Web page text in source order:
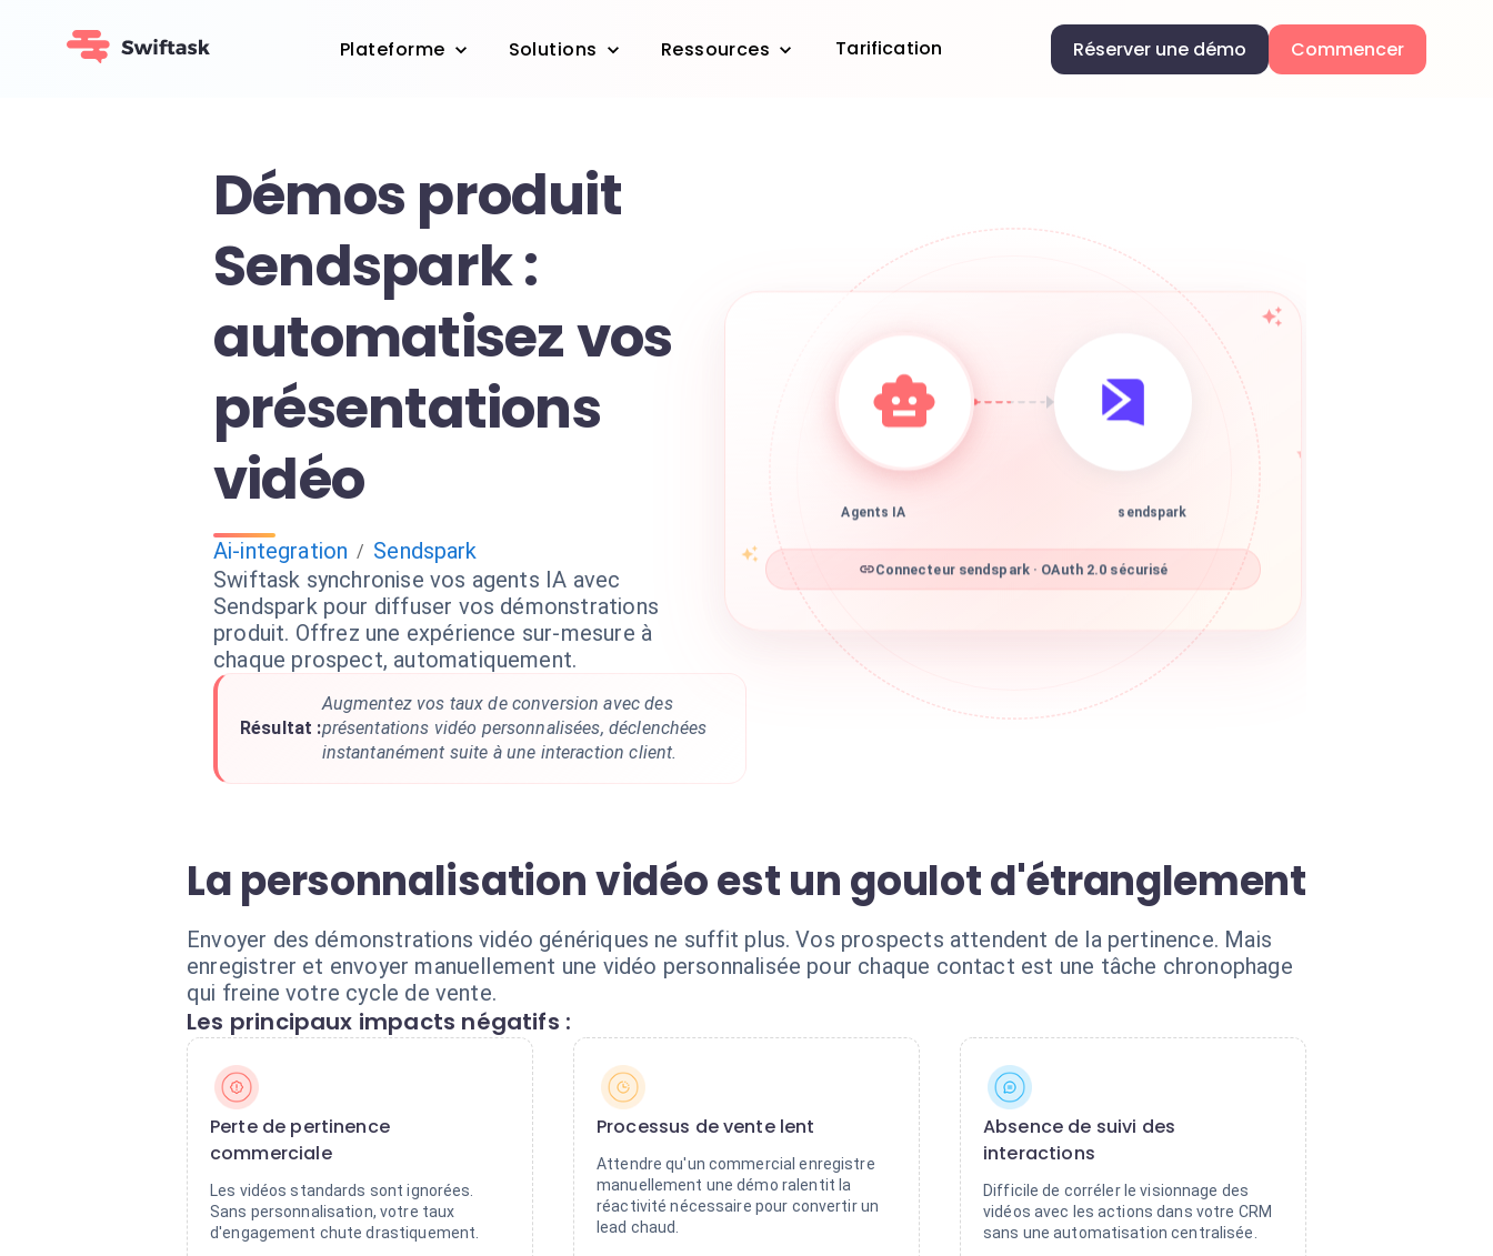
Plateforme Solutions Ressources Tarification Réserver une démo Commencer
Démos produit
Sendspark :
automatisez vos
présentations
vidéo
Ai-integration / Sendspark
Swiftask synchronise vos agents IA avec
Sendspark pour diffuser vos démonstrations
produit. Offrez une expérience sur-mesure à
chaque prospect, automatiquement.
Résultat :
Augmentez vos taux de conversion avec des
présentations vidéo personnalisées, déclenchées
instantanément suite à une interaction client.
Agents IA sendspark
Connecteur sendspark · OAuth 2.0 sécurisé
La personnalisation vidéo est un goulot d'étranglement
Envoyer des démonstrations vidéo génériques ne suffit plus. Vos prospects attendent de la pertinence. Mais
enregistrer et envoyer manuellement une vidéo personnalisée pour chaque contact est une tâche chronophage
qui freine votre cycle de vente.
Les principaux impacts négatifs :
Perte de pertinence
commerciale
Les vidéos standards sont ignorées.
Sans personnalisation, votre taux
d'engagement chute drastiquement.
Processus de vente lent
Attendre qu'un commercial enregistre
manuellement une démo ralentit la
réactivité nécessaire pour convertir un
lead chaud.
Absence de suivi des
interactions
Difficile de corréler le visionnage des
vidéos avec les actions dans votre CRM
sans une automatisation centralisée.